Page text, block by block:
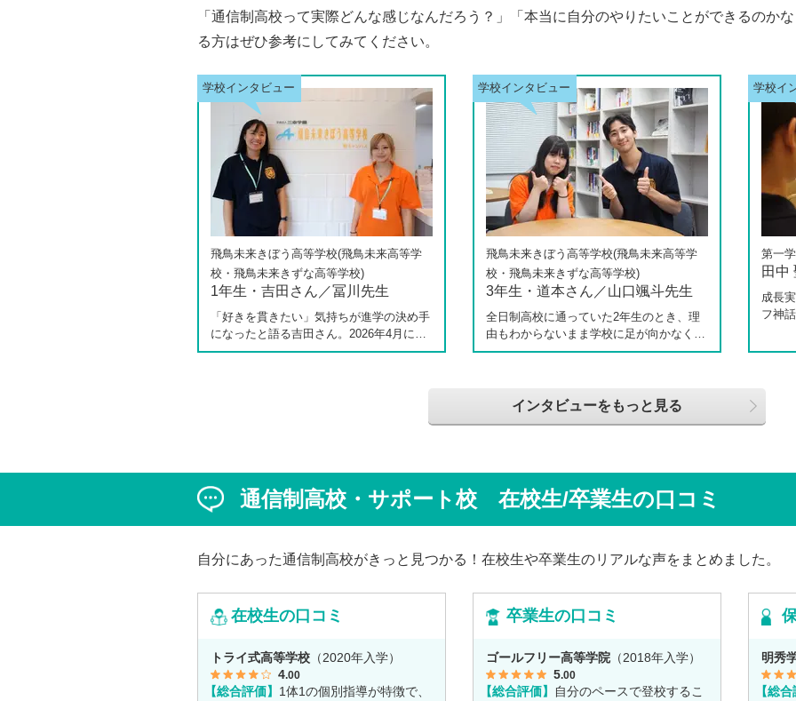
「通信制高校って実際どんな感じなんだろう？」「本当に自分のやりたいことができるの
る方はぜひ参考にしてみてください。
飛鳥未来きぼう高等学校(飛鳥未来高等学
校・飛鳥未来きずな高等学校)
1年生・吉田さん／冨川先生
「好きを貫きたい」気持ちが進学の決め手
になったと語る吉田さん。2026年4月に新
しく開校した飛鳥未来きぼう高等学校 柏
は、日々の何気ない会話や行事を通じて育
まれた、先生と生徒の温かな信頼関係もう
飛鳥未来きぼう高等学校(飛鳥未来高等学
校・飛鳥未来きずな高等学校)
3年生・道本さん／山口颯斗先生
全日制高校に通っていた2年生のとき、理
由もわからないまま学校に足が向かなくな
ったという道本さん。個別相談会で感じた
選びました。現在は同校に3年生として在
や、自分らしく過ごせる学校生活について
語ってくれました。
第一
田中
成長
フ神
の中
インタビューをもっと見る
通信制高校・サポート校 在校生/卒業生の口コミ
自分にあった通信制高校がきっと見つかる！在校生や卒業生のリアルな声をまとめました。
在校生の口コミ
トライ式高等学校 （2020年入学）
4.00
【総合評価】 1体1の個別指導が特徴で、
卒業生の口コミ
ゴールフリー高等学院 （2018年入学）
5.00
【総合評価】
自分のペースで登校するこ
明秀
【総合